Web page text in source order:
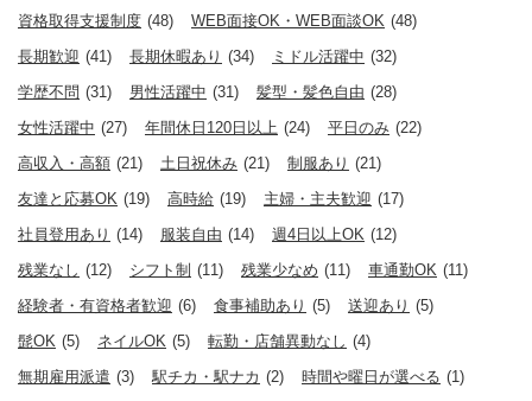
資格取得支援制度 (48) WEB面接OK・WEB面談OK (48)
長期歓迎 (41) 長期休暇あり (34) ミドル活躍中 (32)
学歴不問 (31) 男性活躍中 (31) 髪型・髪色自由 (28)
女性活躍中 (27) 年間休日120日以上 (24) 平日のみ (22)
高収入・高額 (21) 土日祝休み (21) 制服あり (21)
友達と応募OK (19) 高時給 (19) 主婦・主夫歓迎 (17)
社員登用あり (14) 服装自由 (14) 週4日以上OK (12)
残業なし (12) シフト制 (11) 残業少なめ (11) 車通勤OK (11)
経験者・有資格者歓迎 (6) 食事補助あり (5) 送迎あり (5)
髭OK (5) ネイルOK (5) 転勤・店舗異動なし (4)
無期雇用派遣 (3) 駅チカ・駅ナカ (2) 時間や曜日が選べる (1)